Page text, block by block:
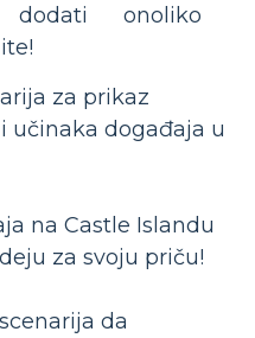
dodati onoliko
za prikaz
učinaka događaja u
na Castle Islandu
za svoju priču!
da